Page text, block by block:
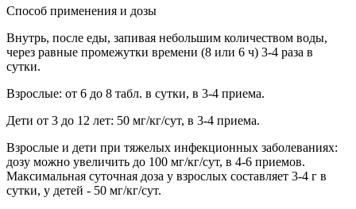
Способ применения и дозы
Внутрь, после еды, запивая небольшим количеством воды,
через равные промежутки времени (8 или 6 ч) 3-4 раза в
сутки.
Взрослые: от 6 до 8 табл. в сутки, в 3-4 приема.
Дети от 3 до 12 лет: 50 мг/кг/сут, в 3-4 приема.
Взрослые и дети при тяжелых инфекционных заболеваниях:
дозу можно увеличить до 100 мг/кг/сут, в 4-6 приемов.
Максимальная суточная доза у взрослых составляет 3-4 г в
сутки, у детей - 50 мг/кг/сут.